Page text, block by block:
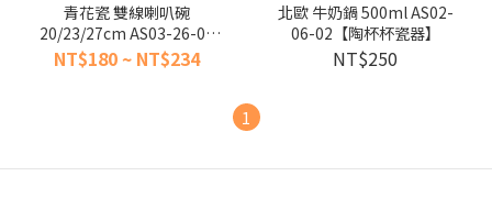
青花瓷 雙線喇叭碗
20/23/27cm AS03-26-01
【陶杯杯瓷器】
NT$180 ~ NT$234
北歐 牛奶鍋 500ml AS02-
06-02【陶杯杯瓷器】
NT$250
1